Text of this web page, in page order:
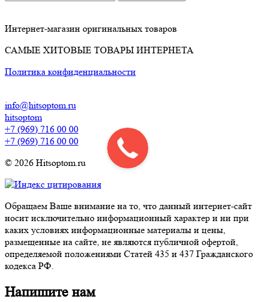
Интернет-магазин оригинальных товаров
САМЫЕ ХИТОВЫЕ ТОВАРЫ ИНТЕРНЕТА
Политика конфиденциальности
info@hitsoptom.ru
hitsoptom
+7 (969) 716 00 00
+7 (969) 716 00 00
© 2026 Hitsoptom.ru
Обращаем Ваше внимание на то, что данный интернет-сайт
носит исключительно информационный характер и ни при
каких условиях информационные материалы и цены,
размещенные на сайте, не являются публичной офертой,
определяемой положениями Статей 435 и 437 Гражданского
кодекса РФ.
Напишите нам